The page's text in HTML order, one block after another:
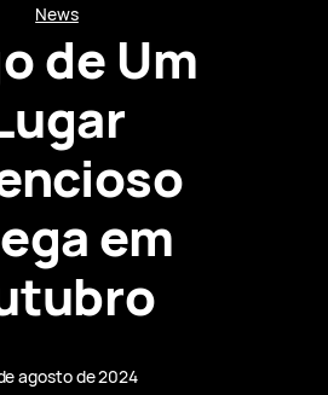
News
de Um
em
agosto de 2024